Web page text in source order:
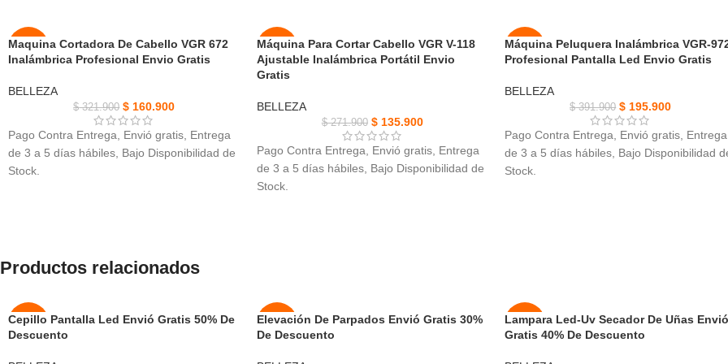
-50%
NUEVO
Maquina Cortadora De Cabello VGR 672
Inalámbrica Profesional Envio Gratis
BELLEZA
$321.900 $ 160.900
Pago Contra Entrega, Envió gratis, Entrega
de 3 a 5 días hábiles, Bajo Disponibilidad de
Stock.
miedo de quedarse sin batería, Tiempo de
carga2.5h
diseño de interfaz usb, múltiples métodos de
carga
-50%
Máquina Para Cortar Cabello VGR V-118
Ajustable Inalámbrica Portátil Envio
Gratis
BELLEZA
$271.900 $135.900
Pago Contra Entrega, Envió gratis, Entrega
de 3 a 5 días hábiles, Bajo Disponibilidad de
Stock.
a 2 mm con hoja acero inoxidable cortes
precisos.
-50%
NUEVO
Máquina Peluquera Inalámbrica VGR-
Profesional Pantalla Led Envio Gratis
BELLEZA
$391.900 $ 195.900
Pago Contra Entrega, Envió gratis, Entrega
de 3 a 5 días hábiles, Bajo Disponibilidad
Stock.
inalámbricamente hasta por 180 minutos
consecutivos.
Productos relacionados
-50%
Cepillo Pantalla Led Envió Gratis 50% De
Descuento
-47%
Elevación De Parpados Envió Gratis 30%
De Descuento
-32%
Lampara Led-Uv Secador De Uñas Envió
Gratis 40% De Descuento